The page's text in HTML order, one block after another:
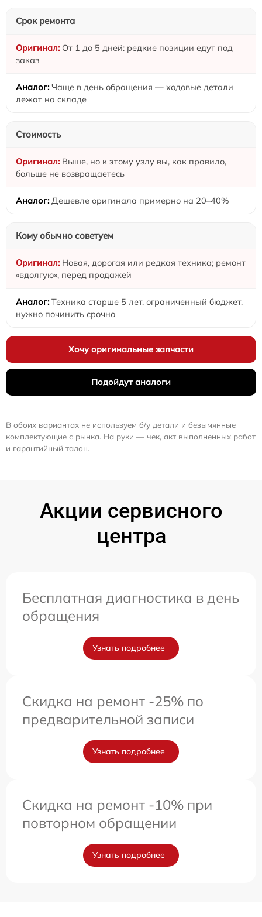
Срок ремонта
От 1 до 5 дней: редкие позиции едут под
заказ
Чаще в день обращения — ходовые детали
лежат на складе
Стоимость
Выше, но к этому узлу вы, как правило,
больше не возвращаетесь
Дешевле оригинала примерно на 20–40%
Кому обычно советуем
Новая, дорогая или редкая техника; ремонт
«вдолгую», перед продажей
Техника старше 5 лет, ограниченный бюджет,
нужно починить срочно
Хочу оригинальные запчасти
Подойдут аналоги
В обоих вариантах не используем б/у детали и безымянные
комплектующие с рынка. На руки — чек, акт выполненных работ
и гарантийный талон.
Акции сервисного
центра
Бесплатная диагностика в день
обращения
Узнать подробнее
Скидка на ремонт -25% по
предварительной записи
Узнать подробнее
Скидка на ремонт -10% при
повторном обращении
Узнать подробнее